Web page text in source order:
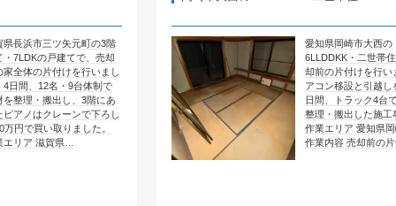
元町の3階
てで、売却
を行いまし
9台体制で
、3階にあ
ンで下ろし
ました。
…
愛知県岡崎市大西の
6LLDDKK・二世帯住宅で、売
却前の片付けを行いました。エ
アコン移設と引越しを含めて4
日間、トラック4台で全部屋を
整理・搬出した施工事例です。
作業エリア 愛知県岡崎市大西
作業内容 売却前の片付け …